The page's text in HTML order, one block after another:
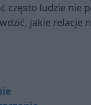
często ludzie nie
jakie relacje